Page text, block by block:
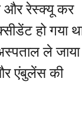
और रेस्क्यू कर
हो गया
ले जाया
एंबुलेंस की